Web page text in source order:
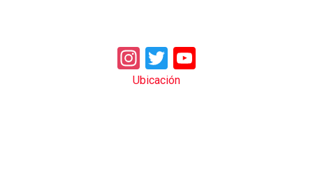
Instagram
Twitter
Ubicación